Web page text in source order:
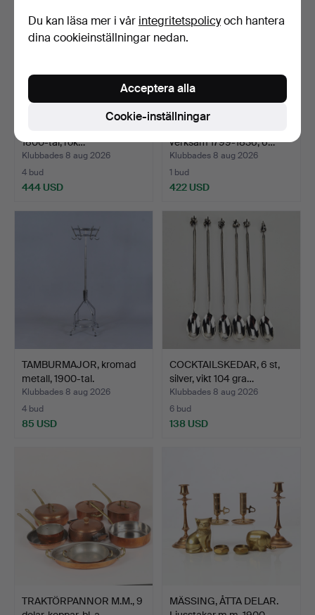
1800-tal, rok…
Klubbades 8 aug 2026
4 bud
444 USD
verksam 1799-1836, 6…
Klubbades 8 aug 2026
1 bud
422 USD
TAMBURMAJOR, kromad
metall, 1900-tal.
Klubbades 8 aug 2026
4 bud
85 USD
COCKTAILSKEDAR, 6 st,
silver, vikt 104 gra…
Klubbades 8 aug 2026
6 bud
138 USD
TRAKTÖRPANNOR M.M., 9
MÄSSING, ÅTTA DELAR.
Du kan läsa mer i vår integritetspolicyoch hantera
dina cookieinställningar nedan.
Cookie-inställningar
Acceptera alla